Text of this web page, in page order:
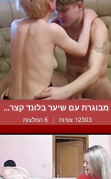
מבוגרת עם שיער בלונד קצר...
12303 צפיות | 6 המלצות